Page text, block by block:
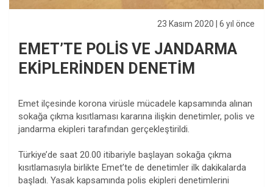
23 Kasım 2020 | 6 yıl önce
EMET’TE POLİS VE JANDARMA
EKİPLERİNDEN DENETİM
Emet ilçesinde korona virüsle mücadele kapsamında alınan
sokağa çıkma kısıtlaması kararına ilişkin denetimler, polis ve
jandarma ekipleri tarafından gerçekleştirildi.
Türkiye’de saat 20.00 itibariyle başlayan sokağa çıkma
kısıtlamasıyla birlikte Emet’te de denetimler ilk dakikalarda
başladı. Yasak kapsamında polis ekipleri denetimlerini